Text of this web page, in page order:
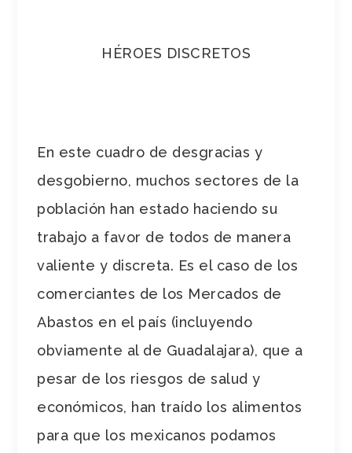
HÉROES DISCRETOS
En este cuadro de desgracias y
desgobierno, muchos sectores de la
población han estado haciendo su
trabajo a favor de todos de manera
valiente y discreta. Es el caso de los
comerciantes de los Mercados de
Abastos en el país (incluyendo
obviamente al de Guadalajara), que a
pesar de los riesgos de salud y
económicos, han traído los alimentos
para que los mexicanos podamos